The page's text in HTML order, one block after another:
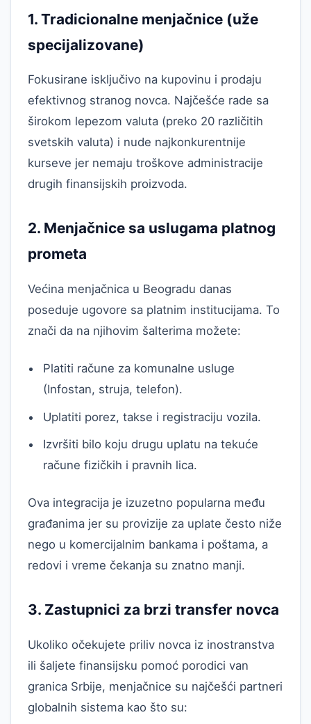
1. Tradicionalne menjačnice (uže
specijalizovane)
Fokusirane isključivo na kupovinu i prodaju
efektivnog stranog novca. Najčešće rade sa
širokom lepezom valuta (preko 20 različitih
svetskih valuta) i nude najkonkurentnije
kurseve jer nemaju troškove administracije
drugih finansijskih proizvoda.
2. Menjačnice sa uslugama platnog
prometa
Većina menjačnica u Beogradu danas
poseduje ugovore sa platnim institucijama. To
znači da na njihovim šalterima možete:
Platiti račune za komunalne usluge
(Infostan, struja, telefon).
Uplatiti porez, takse i registraciju vozila.
Izvršiti bilo koju drugu uplatu na tekuće
račune fizičkih i pravnih lica.
Ova integracija je izuzetno popularna među
građanima jer su provizije za uplate često niže
nego u komercijalnim bankama i poštama, a
redovi i vreme čekanja su znatno manji.
3. Zastupnici za brzi transfer novca
Ukoliko očekujete priliv novca iz inostranstva
ili šaljete finansijsku pomoć porodici van
granica Srbije, menjačnice su najčešći partneri
globalnih sistema kao što su: